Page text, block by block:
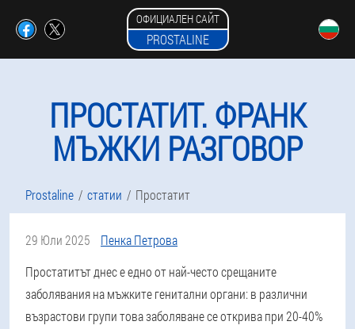
ОФИЦИАЛЕН САЙТ
PROSTALINE
ПРОСТАТИТ. ФРАНК
МЪЖКИ РАЗГОВОР
Prostaline статии Простатит
29 Юли 2025
Пенка Петрова
Простатитът днес е едно от най-често срещаните
заболявания на мъжките генитални органи: в различни
възрастови групи това заболяване се открива при 20-40%